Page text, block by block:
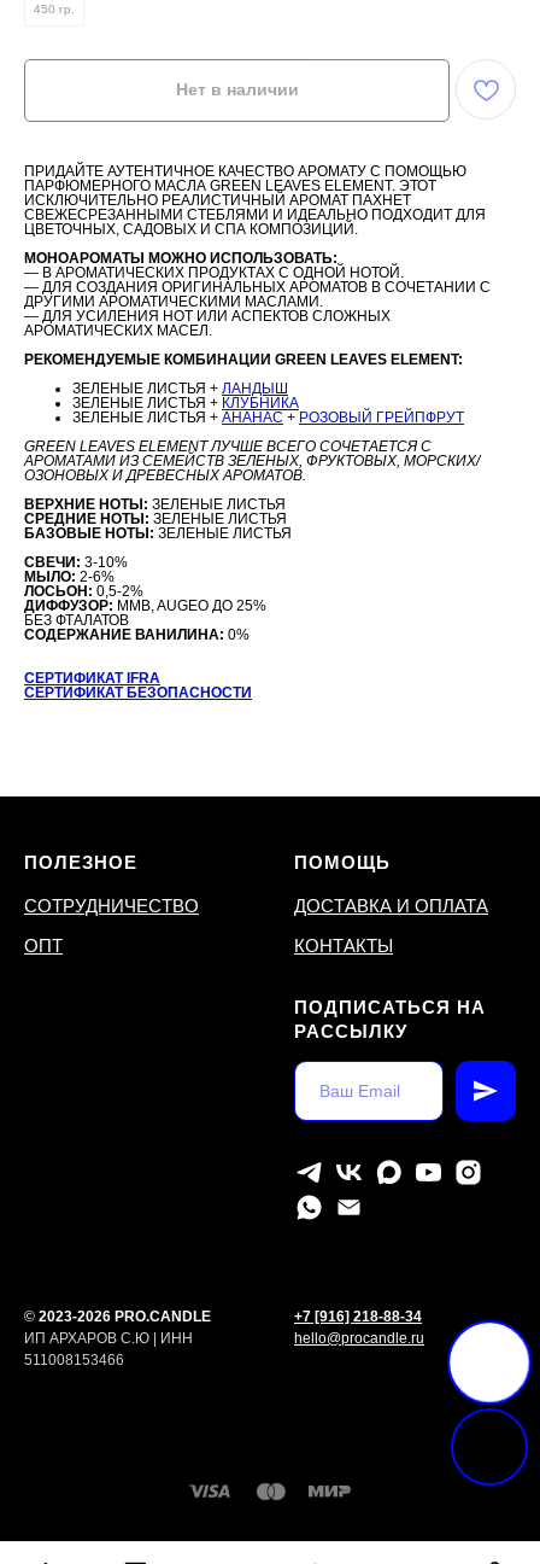
450 гр.
Нет в наличии
ПРИДАЙТЕ АУТЕНТИЧНОЕ КАЧЕСТВО АРОМАТУ С ПОМОЩЬЮ
ПАРФЮМЕРНОГО МАСЛА GREEN LEAVES ELEMENT. ЭТОТ
ИСКЛЮЧИТЕЛЬНО РЕАЛИСТИЧНЫЙ АРОМАТ ПАХНЕТ
СВЕЖЕСРЕЗАННЫМИ СТЕБЛЯМИ И ИДЕАЛЬНО ПОДХОДИТ ДЛЯ
ЦВЕТОЧНЫХ, САДОВЫХ И СПА КОМПОЗИЦИЙ.
МОНОАРОМАТЫ МОЖНО ИСПОЛЬЗОВАТЬ:
— В АРОМАТИЧЕСКИХ ПРОДУКТАХ С ОДНОЙ НОТОЙ.
— ДЛЯ СОЗДАНИЯ ОРИГИНАЛЬНЫХ АРОМАТОВ В СОЧЕТАНИИ С
ДРУГИМИ АРОМАТИЧЕСКИМИ МАСЛАМИ.
— ДЛЯ УСИЛЕНИЯ НОТ ИЛИ АСПЕКТОВ СЛОЖНЫХ
АРОМАТИЧЕСКИХ МАСЕЛ.
РЕКОМЕНДУЕМЫЕ КОМБИНАЦИИ GREEN LEAVES ELEMENT:
ЗЕЛЕНЫЕ ЛИСТЬЯ + ЛАНДЫШ
ЗЕЛЕНЫЕ ЛИСТЬЯ + КЛУБНИКА
ЗЕЛЕНЫЕ ЛИСТЬЯ + АНАНАС + РОЗОВЫЙ ГРЕЙПФРУТ
GREEN LEAVES ELEMENT ЛУЧШЕ ВСЕГО СОЧЕТАЕТСЯ С
АРОМАТАМИ ИЗ СЕМЕЙСТВ ЗЕЛЕНЫХ, ФРУКТОВЫХ, МОРСКИХ/
ОЗОНОВЫХ И ДРЕВЕСНЫХ АРОМАТОВ.
ВЕРХНИЕ НОТЫ: ЗЕЛЕНЫЕ ЛИСТЬЯ
СРЕДНИЕ НОТЫ: ЗЕЛЕНЫЕ ЛИСТЬЯ
БАЗОВЫЕ НОТЫ: ЗЕЛЕНЫЕ ЛИСТЬЯ
СВЕЧИ: 3-10%
МЫЛО: 2-6%
ЛОСЬОН: 0,5-2%
ДИФФУЗОР: MMB, AUGEO ДО 25%
БЕЗ ФТАЛАТОВ
СОДЕРЖАНИЕ ВАНИЛИНА: 0%
СЕРТИФИКАТ IFRA
СЕРТИФИКАТ БЕЗОПАСНОСТИ
ПОЛЕЗНОЕ
СОТРУДНИЧЕСТВО
ОПТ
ПОМОЩЬ
ДОСТАВКА И ОПЛАТА
КОНТАКТЫ
ПОДПИСАТЬСЯ НА
РАССЫЛКУ
© 2023-2026 PRO.CANDLE
ИП АРХАРОВ С.Ю | ИНН
511008153466
+7 [916] 218-88-34
hello@procandle.ru